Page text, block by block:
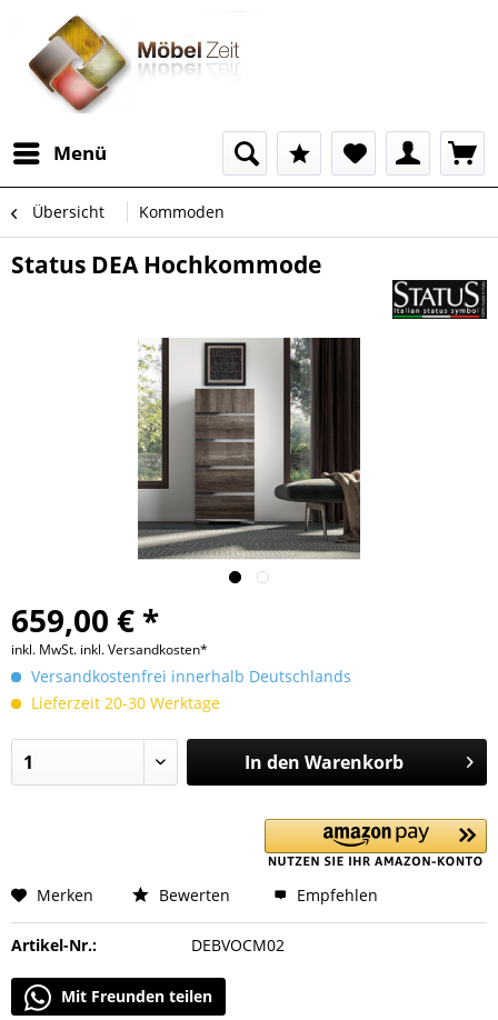
Menü
Übersicht Kommoden
Status DEA Hochkommode
659,00 € *
inkl. MwSt. inkl. Versandkosten*
Versandkostenfrei innerhalb Deutschlands
Lieferzeit 20-30 Werktage
In den Warenkorb
Merken Bewerten Empfehlen
Artikel-Nr.: DEBVOCM02
Mit Freunden teilen